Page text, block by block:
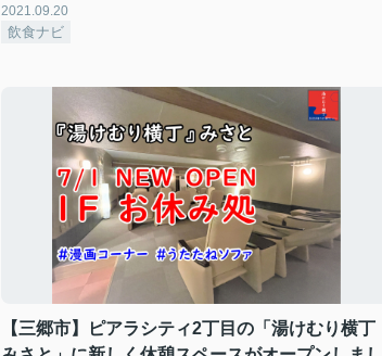
2021.09.20
飲食ナビ
【三郷市】ピアラシティ2丁目の「湯けむり横丁